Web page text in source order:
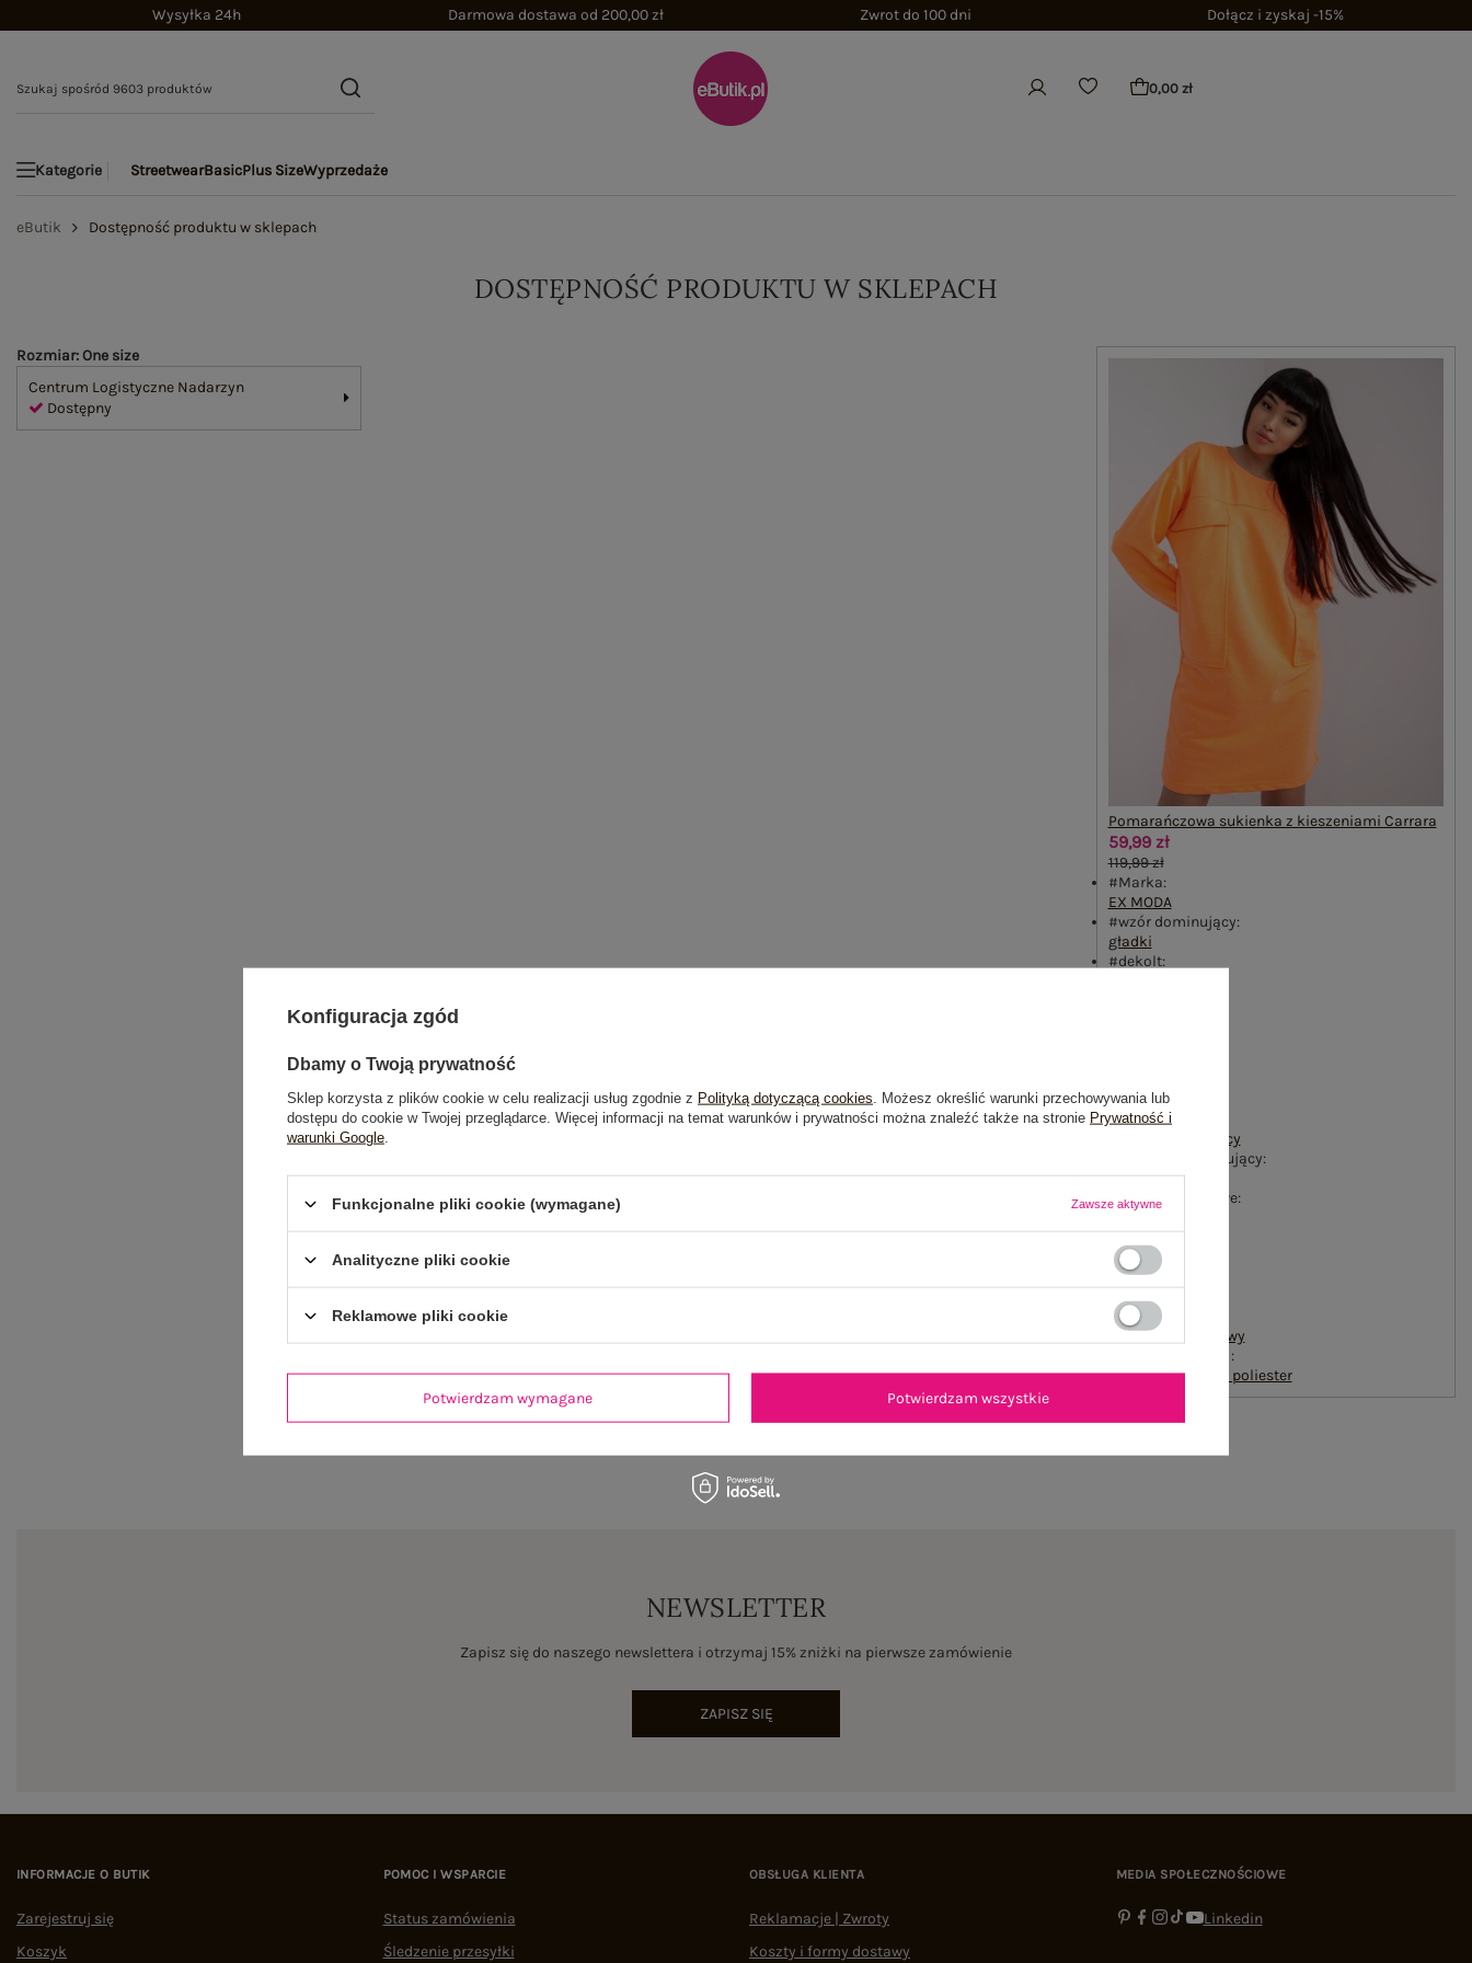
Wysyłka 24h Darmowa dostawa od 200,00 zł Zwrot do 100 dni Dołącz i zyskaj -15%
0,00 zł
Kategorie StreetwearBasicPlus SizeWyprzedaże
eButik Dostępność produktu w sklepach
DOSTĘPNOŚĆ PRODUKTU W SKLEPACH
Pomarańczowa sukienka z kieszeniami Carrara
59,99 zł
119,99 zł
#Marka:
EX MODA
#wzór dominujący:
gładki
#dekolt:
casual
#okazja:
do pracy
#materiał dominujący:
#cechy dodatkowe:
brak
#fason:
Kolory:
fluo pomarańczowy
#skład materiału :
70% bawełna
30% poliester
Rozmiar: One size
Centrum Logistyczne Nadarzyn
Dostępny
NEWSLETTER
Zapisz się do naszego newslettera i otrzymaj 15% zniżki na pierwsze zamówienie
ZAPISZ SIĘ
INFORMACJE O BUTIK
Zarejestruj się
Koszyk
POMOC I WSPARCIE
Status zamówienia
Śledzenie przesyłki
OBSŁUGA KLIENTA
Reklamacje | Zwroty
Koszty i formy dostawy
MEDIA SPOŁECZNOŚCIOWE
Linkedin
Konfiguracja zgód
Dbamy o Twoją prywatność
Sklep korzysta z plików cookie w celu realizacji usług zgodnie z Polityką dotyczącą cookies . Możesz określić warunki przechowywania lub
dostępu do cookie w Twojej przeglądarce. Więcej informacji na temat warunków i prywatności można znaleźć także na stronie Prywatność i
warunki Google
Funkcjonalne pliki cookie (wymagane) Zawsze aktywne
Analityczne pliki cookie
Reklamowe pliki cookie
Potwierdzam wymagane Potwierdzam wszystkie